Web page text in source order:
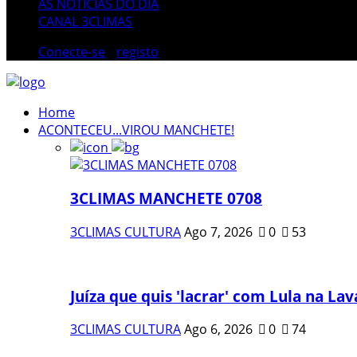
AS NOTÍCIAS DO DIA
CANAL 3CLIMAS
Conecte-se
registo
Home
ACONTECEU...VIROU MANCHETE!
3CLIMAS MANCHETE 0708
3CLIMAS CULTURAAgo 7, 2026 0 53
Juíza que quis 'lacrar' com Lula na
3CLIMAS CULTURAAgo 6, 2026 0 74